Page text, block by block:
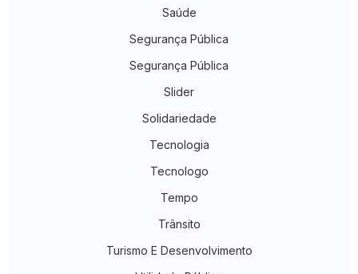
Saúde
Segurança Pública
Segurança Pública
Slider
Solidariedade
Tecnologia
Tecnologo
Tempo
Trânsito
Turismo E Desenvolvimento